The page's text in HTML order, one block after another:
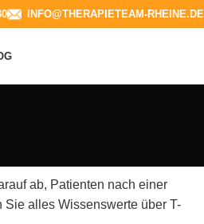
INFO@THERAPIETEAM-RHEINE.DE
ab, Patienten nach einer
alles Wissenswerte über T-